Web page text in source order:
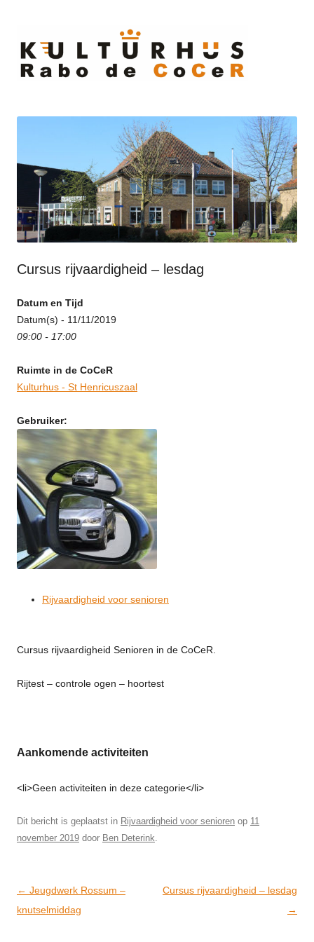
Cursus rijvaardigheid – lesdag
Datum en Tijd
Datum(s) - 11/11/2019
09:00 - 17:00
Ruimte in de CoCeR
Kulturhus - St Henricuszaal
Gebruiker:
Rijvaardigheid voor senioren
Cursus rijvaardigheid Senioren in de CoCeR.
Rijtest – controle ogen – hoortest
Aankomende activiteiten
<li>Geen activiteiten in deze categorie</li>
Dit bericht is geplaatst in Rijvaardigheid voor senioren op 11
november 2019 door Ben Deterink
Post
navigation
← Jeugdwerk Rossum –
knutselmiddag
Cursus rijvaardigheid – lesdag
→